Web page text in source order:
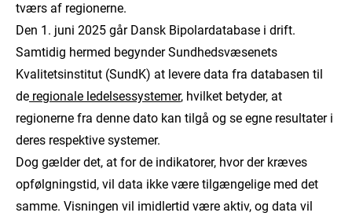
tværs af regionerne.
Den 1. juni 2025 går Dansk Bipolardatabase i drift.
Samtidig hermed begynder Sundhedsvæsenets
Kvalitetsinstitut (SundK) at levere data fra databasen til
de regionale ledelsessystemer, hvilket betyder, at
regionerne fra denne dato kan tilgå og se egne resultater i
deres respektive systemer.
Dog gælder det, at for de indikatorer, hvor der kræves
opfølgningstid, vil data ikke være tilgængelige med det
samme. Visningen vil imidlertid være aktiv, og data vil